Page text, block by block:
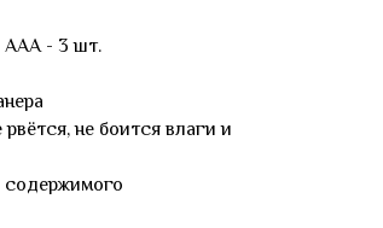
AAA - 3 шт.
рвётся, не боится влаги и